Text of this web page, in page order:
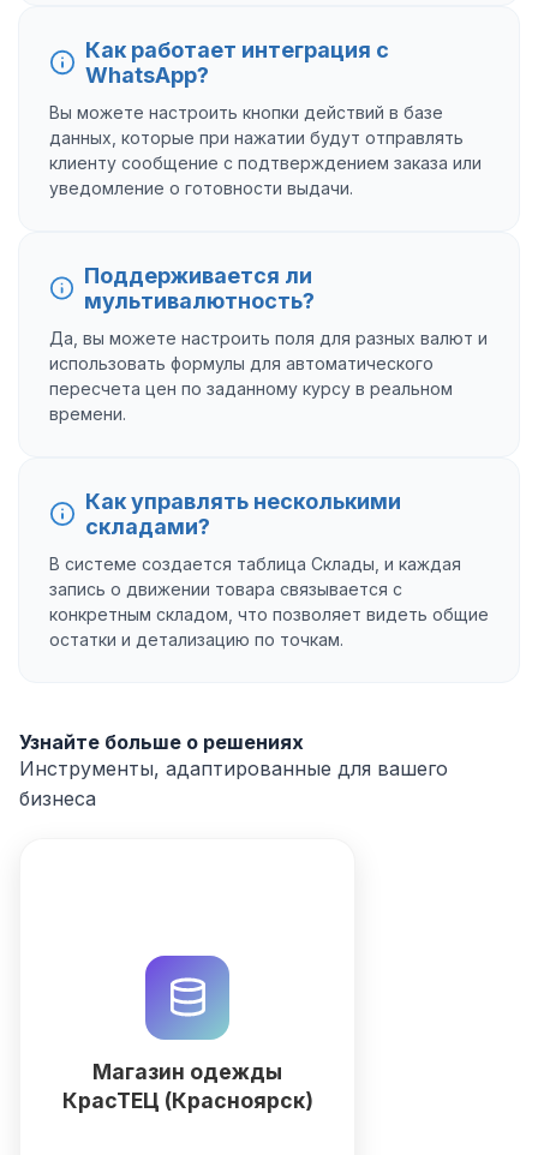
Как работает интеграция с
WhatsApp?
Вы можете настроить кнопки действий в базе
данных, которые при нажатии будут отправлять
клиенту сообщение с подтверждением заказа или
уведомление о готовности выдачи.
Поддерживается ли
мультивалютность?
Да, вы можете настроить поля для разных валют и
использовать формулы для автоматического
пересчета цен по заданному курсу в реальном
времени.
Как управлять несколькими
складами?
В системе создается таблица Склады, и каждая
запись о движении товара связывается с
конкретным складом, что позволяет видеть общие
остатки и детализацию по точкам.
Узнайте больше о решениях
Инструменты, адаптированные для вашего
бизнеса
Магазин одежды
КрасТЕЦ (Красноярск)
одежды на КрасТЭЦ.
Автоматизируйте склад,
продажи и CRM с помощью
бесплатно!